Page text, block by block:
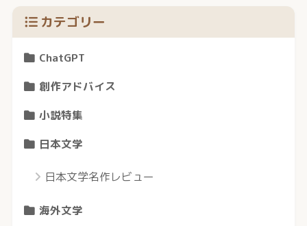
カテゴリー
ChatGPT
創作アドバイス
小説特集
日本文学
日本文学名作レビュー
海外文学